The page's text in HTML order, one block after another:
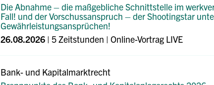
Die Abnahme – die maßgebliche Schnittstelle im
Fall! und der Vorschussanspruch – der Shootingstar
Gewährleistungsansprüchen!
26.08.2026 | 5 Zeitstunden | Online-Vortrag LIVE
Bank- und Kapitalmarktrecht